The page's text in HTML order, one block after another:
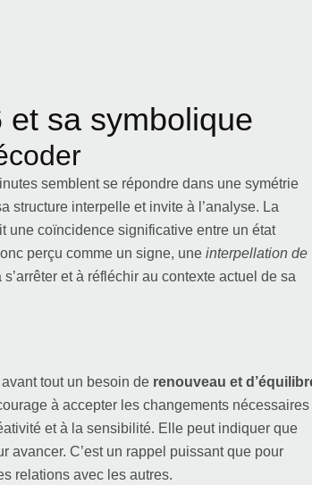
et sa symbolique
semblent se répondre dans une symétrie
structure interpelle et invite à l’analyse. La
une coïncidence significative entre un état
perçu comme un signe, une interpellation de
et à réfléchir au contexte actuel de sa
tout un besoin de renouveau et
à accepter les changements nécessaires
et à la sensibilité. Elle peut indiquer que
avancer. C’est un rappel puissant que pour
relations avec les autres.